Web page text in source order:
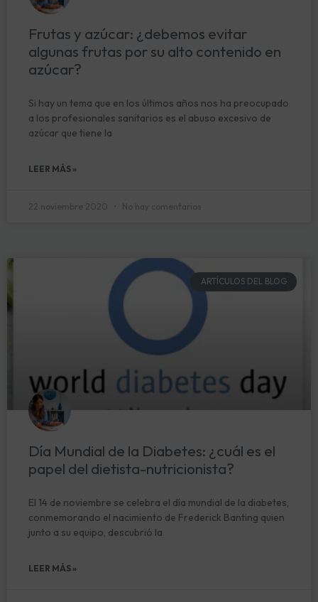
Frutas y azúcar: ¿debemos evitar
algunas frutas por su alto contenido en
azúcar?
Si hay un tema que en los últimos años nos ha preocupado
a los profesionales sanitarios es el abuso excesivo de
azúcar que tiene la
LEER MÁS »
22 noviembre 2020 No hay comentarios
ARTÍCULOS DEL BLOG
Día Mundial de la Diabetes: ¿cuál es el
papel del dietista-nutricionista?
El 14 de noviembre se celebra el día mundial de la diabetes,
conmemorando el nacimiento de Frederick Banting quien
junto a su equipo, descubrió la
LEER MÁS »